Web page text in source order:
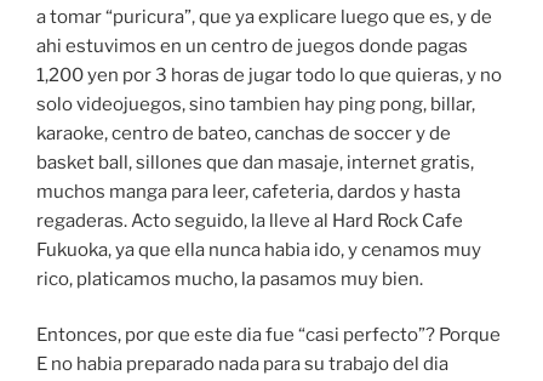
a tomar “puricura”, que ya explicare luego que es, y de
ahi estuvimos en un centro de juegos donde pagas
1,200 yen por 3 horas de jugar todo lo que quieras, y no
solo videojuegos, sino tambien hay ping pong, billar,
karaoke, centro de bateo, canchas de soccer y de
basket ball, sillones que dan masaje, internet gratis,
muchos manga para leer, cafeteria, dardos y hasta
regaderas. Acto seguido, la lleve al Hard Rock Cafe
Fukuoka, ya que ella nunca habia ido, y cenamos muy
rico, platicamos mucho, la pasamos muy bien.
Entonces, por que este dia fue “casi perfecto”? Porque
E no habia preparado nada para su trabajo del dia